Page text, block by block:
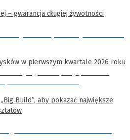
– gwarancja długiej żywotności
w pierwszym kwartale 2026 roku
Build”, aby pokazać największe